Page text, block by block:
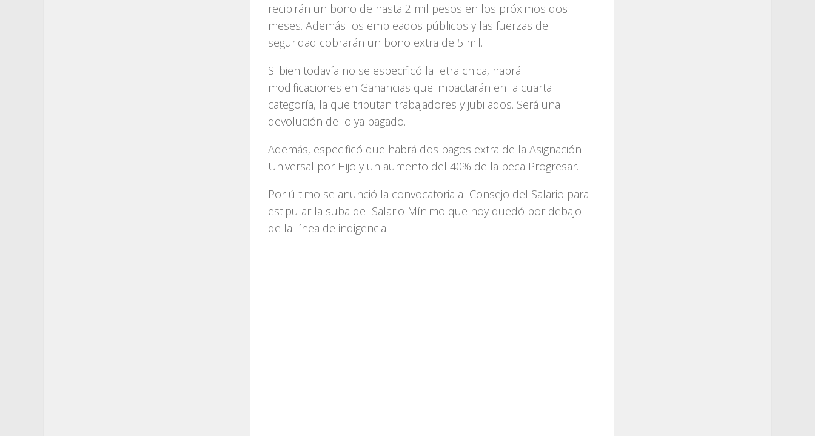
recibirán un bono de hasta 2 mil pesos en los próximos dos
meses. Además los empleados públicos y las fuerzas de
seguridad cobrarán un bono extra de 5 mil.
Si bien todavía no se especificó la letra chica, habrá
modificaciones en Ganancias que impactarán en la cuarta
categoría, la que tributan trabajadores y jubilados. Será una
devolución de lo ya pagado.
Además, especificó que habrá dos pagos extra de la Asignación
Universal por Hijo y un aumento del 40% de la beca Progresar.
Por último se anunció la convocatoria al Consejo del Salario para
estipular la suba del Salario Mínimo que hoy quedó por debajo
de la línea de indigencia.